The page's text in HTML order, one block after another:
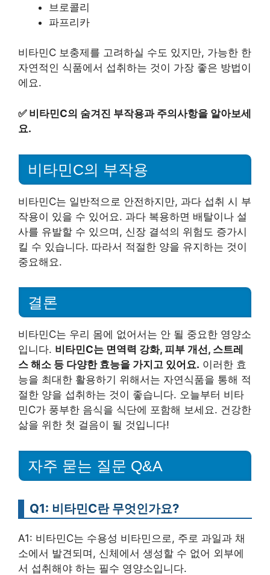
브로콜리
파프리카
비타민C 보충제를 고려하실 수도 있지만, 가능한 한
자연적인 식품에서 섭취하는 것이 가장 좋은 방법이
에요.
✅ 비타민C의 숨겨진 부작용과 주의사항을 알아보세
요.
비타민C의 부작용
비타민C는 일반적으로 안전하지만, 과다 섭취 시 부
작용이 있을 수 있어요. 과다 복용하면 배탈이나 설
사를 유발할 수 있으며, 신장 결석의 위험도 증가시
킬 수 있습니다. 따라서 적절한 양을 유지하는 것이
중요해요.
결론
비타민C는 우리 몸에 없어서는 안 될 중요한 영양소
입니다. 비타민C는 면역력 강화, 피부 개선, 스트레
스 해소 등 다양한 효능을 가지고 있어요. 이러한 효
능을 최대한 활용하기 위해서는 자연식품을 통해 적
절한 양을 섭취하는 것이 좋습니다. 오늘부터 비타
민C가 풍부한 음식을 식단에 포함해 보세요. 건강한
삶을 위한 첫 걸음이 될 것입니다!
자주 묻는 질문 Q&A
Q1: 비타민C란 무엇인가요?
A1: 비타민C는 수용성 비타민으로, 주로 과일과 채
소에서 발견되며, 신체에서 생성할 수 없어 외부에
서 섭취해야 하는 필수 영양소입니다.